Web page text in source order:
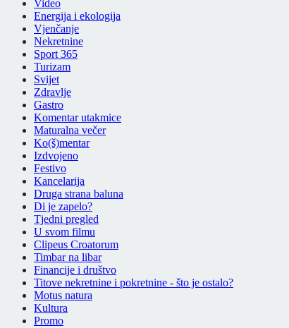
Video
Energija i ekologija
Vjenčanje
Nekretnine
Sport 365
Turizam
Svijet
Zdravlje
Gastro
Komentar utakmice
Maturalna večer
Ko(š)mentar
Izdvojeno
Festivo
Kancelarija
Druga strana baluna
Di je zapelo?
Tjedni pregled
U svom filmu
Clipeus Croatorum
Timbar na libar
Financije i društvo
Titove nekretnine i pokretnine - što je ostalo?
Motus natura
Kultura
Promo